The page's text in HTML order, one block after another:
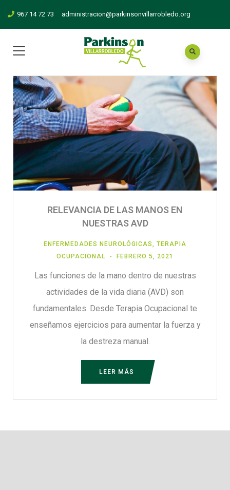
967 14 72 73 administracion@parkinsonvillarrobledo.org
RELEVANCIA DE LAS MANOS EN
NUESTRAS AVD
ENFERMEDADES NEUROLÓGICAS
TERAPIA
OCUPACIONAL
FEBRERO 5, 2021
Las funciones de la mano dentro de nuestras
actividades de la vida diaria (AVD) son
fundamentales. Desde Terapia Ocupacional te
enseñamos ejercicios para aumentar la fuerza y
la destreza manual.
LEER MÁS